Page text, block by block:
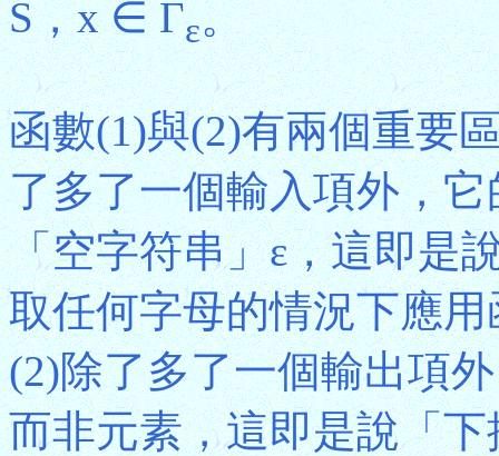
S，x ∈ Γε。
函數(1)與(2)有兩個重要
了多了一個輸入項外，
「空字符串」ε，這即是
取任何字母的情況下應
(2)除了多了一個輸出項
而非元素，這即是說「